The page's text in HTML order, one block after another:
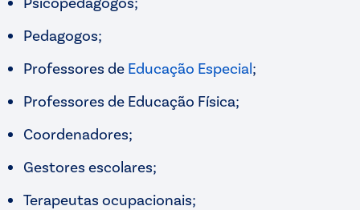
Pedagogos;
Professores de Educação Especial;
Professores de Educação Física;
Coordenadores;
Gestores escolares;
Terapeutas ocupacionais;